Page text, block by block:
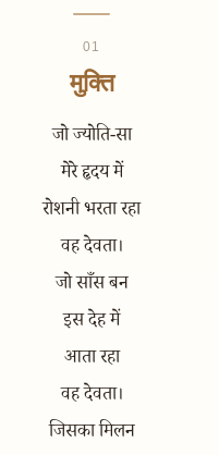
01
मुक्ति
जो ज्योति-सा
मेरे हृदय में
रोशनी भरता रहा
वह देवता।
जो साँस बन
इस देह में
आता रहा
वह देवता।
जिसका मिलन